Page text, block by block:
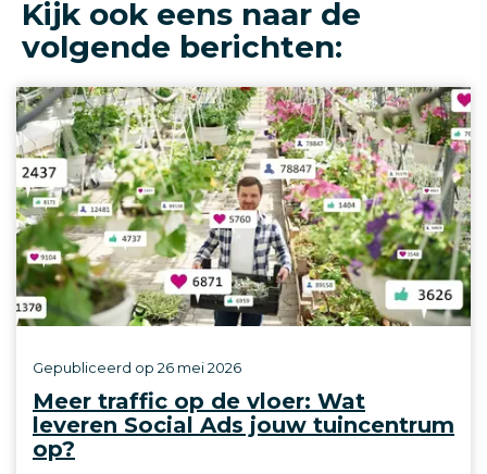
Kijk ook eens naar de
volgende berichten:
Meer traffic op de vloer: Wat
leveren Social Ads jouw tuincentrum
op?
Gepubliceerd op 26 mei 2026